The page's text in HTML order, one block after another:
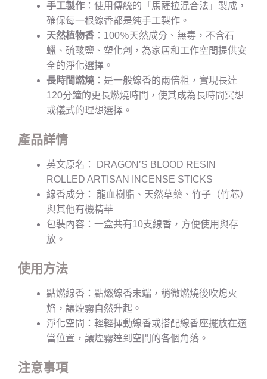
手工製作 ：使用傳統的「馬薩拉混合法」製成，
確保每一根線香都是純手工製作。
天然植物香 ：100％天然成分、無毒，不含石
蠟、硫酸鹽、塑化劑，為家居和工作空間提供安
全的淨化選擇。
長時間燃燒 ：是一般線香的兩倍粗，實現長達
120分鐘的更長燃燒時間，使其成為長時間冥想
或儀式的理想選擇。
產品詳情
英文原名： DRAGON’S BLOOD RESIN
ROLLED ARTISAN INCENSE STICKS
線香成分： 龍血樹脂、天然草藥、竹子（竹芯）
與其他有機精華
包裝內容：一盒共有10支線香，方便使用與存
放。
使用方法
點燃線香：點燃線香末端，稍微燃燒後吹熄火
焰，讓煙霧自然升起。
淨化空間：輕輕揮動線香或搭配線香座擺放在適
當位置，讓煙霧達到空間的各個角落。
注意事項